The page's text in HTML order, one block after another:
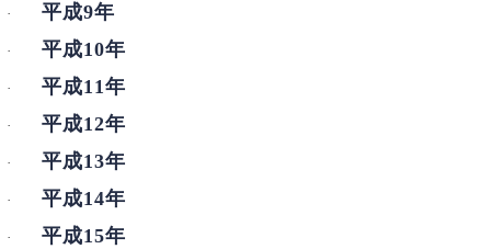
· 平成9年
· 平成10年
· 平成11年
· 平成12年
· 平成13年
· 平成14年
· 平成15年